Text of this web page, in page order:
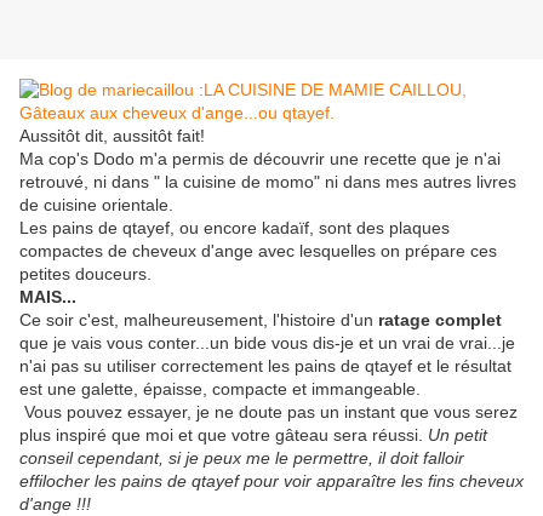
Aussitôt dit, aussitôt fait!
Ma cop's Dodo m'a permis de découvrir une recette que je n'ai
retrouvé, ni dans " la cuisine de momo" ni dans mes autres livres
de cuisine orientale.
Les pains de qtayef, ou encore kadaïf, sont des plaques
compactes de cheveux d'ange avec lesquelles on prépare ces
petites douceurs.
MAIS...
Ce soir c'est, malheureusement, l'histoire d'un ratage complet
que je vais vous conter...un bide vous dis-je et un vrai de vrai...je
n'ai pas su utiliser correctement les pains de qtayef et le résultat
est une galette, épaisse, compacte et immangeable.
Vous pouvez essayer, je ne doute pas un instant que vous serez
plus inspiré que moi et que votre gâteau sera réussi. Un petit
conseil cependant, si je peux me le permettre, il doit falloir
effilocher les pains de qtayef pour voir apparaître les fins cheveux
d'ange !!!